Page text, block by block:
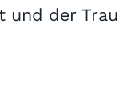
und der